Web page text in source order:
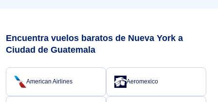
Encuentra vuelos baratos de Nueva York a
Ciudad de Guatemala
American Airlines Aeromexico